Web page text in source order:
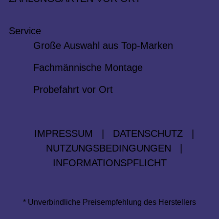
Service
Große Auswahl aus Top-Marken
Fachmännische Montage
Probefahrt vor Ort
IMPRESSUM DATENSCHUTZ
NUTZUNGSBEDINGUNGEN
INFORMATIONSPFLICHT
* Unverbindliche Preisempfehlung des Herstellers